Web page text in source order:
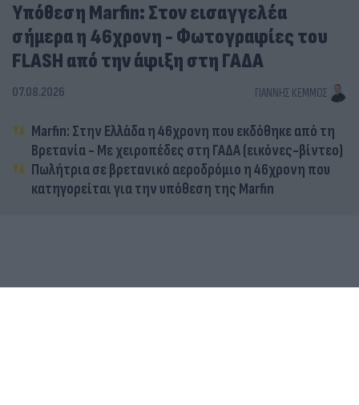
Υπόθεση Marfin: Στον εισαγγελέα
σήμερα η 46χρονη - Φωτογραφίες του
FLASH από την άφιξη στη ΓΑΔΑ
07.08.2026 ΓΙΆΝΝΗΣ ΚΈΜΜΟΣ
Marfin: Στην Ελλάδα η 46χρονη που εκδόθηκε από τη
Βρετανία - Με χειροπέδες στη ΓΑΔΑ (εικόνες-βίντεο)
Πωλήτρια σε βρετανικό αεροδρόμιο η 46χρονη που
κατηγορείται για την υπόθεση της Marfin